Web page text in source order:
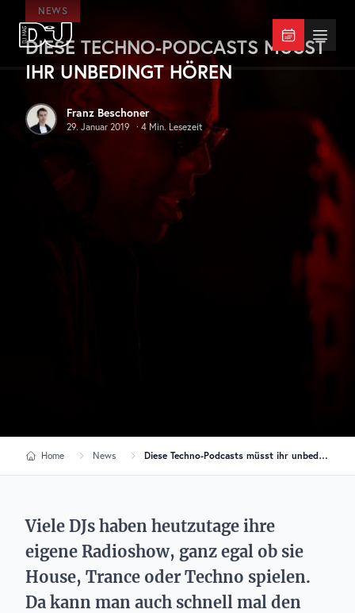
Zum Hauptinhalt springen
DJ Mag Germany Menü
NEWS
DIESE TECHNO-PODCASTS MÜSST
IHR UNBEDINGT HÖREN
Franz Beschoner
29. Januar 2019 · 4 Min. Lesezeit
Home News Diese Techno-Podcasts müsst ihr unbedingt hören
Viele DJs haben heutzutage ihre
eigene Radioshow, ganz egal ob sie
House, Trance oder Techno spielen.
Da kann man auch schnell mal den